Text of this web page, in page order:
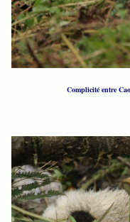
Complicité entre